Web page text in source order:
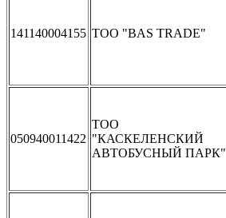
141140004155 ТОО "BAS TRADE"
050940011422
ТОО
"КАСКЕЛЕНСКИЙ
АВТОБУСНЫЙ ПАРК"